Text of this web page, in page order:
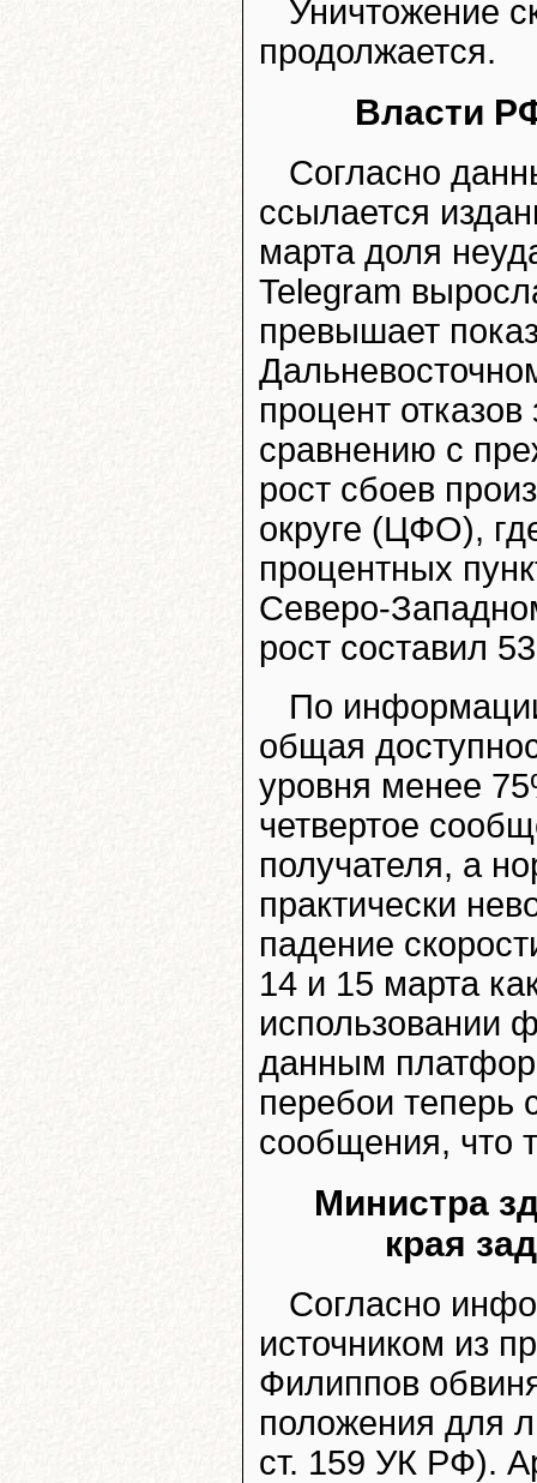
Уничтожение
продолжается.
Власти
Согласно
ссылается
марта доля
Telegram
превышает
процент
сравнению с
рост сбоев
округе (ЦФО),
процентных
Северо-
рост составил
По
общая
уровня менее
четвертое
получателя, а
практически
падение
14 и 15 марта
использовании
данным
перебои теперь
сообщения, что
Министра
края
Согласно
источником из
Филиппов
положения для
ст. 159 УК РФ).